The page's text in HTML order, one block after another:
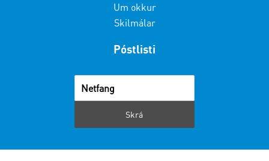
Um okkur
Skilmálar
Póstlisti